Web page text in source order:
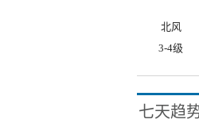
北风
3-4级
七天趋